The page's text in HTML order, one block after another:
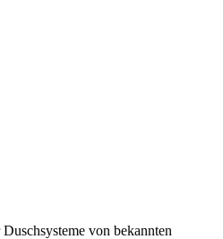
von bekannten